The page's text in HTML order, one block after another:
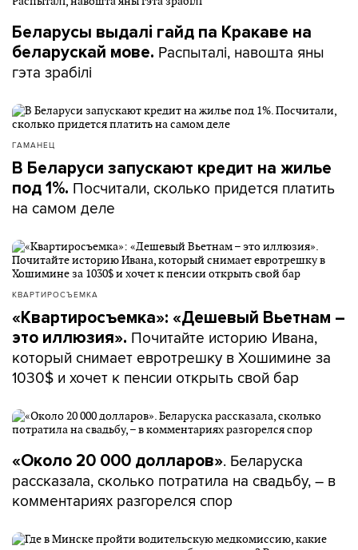
Беларусы выдалі гайд па Кракаве на
беларускай мове. Распыталі, навошта яны
гэта зрабілі
ГАМАНЕЦ
В Беларуси запускают кредит на жилье
под 1%. Посчитали, сколько придется платить
на самом деле
КВАРТИРОСЪЕМКА
«Квартиросъемка»: «Дешевый Вьетнам –
это иллюзия». Почитайте историю Ивана,
который снимает евротрешку в Хошимине за
1030$ и хочет к пенсии открыть свой бар
«Около 20 000 долларов». Беларуска
рассказала, сколько потратила на свадьбу, – в
комментариях разгорелся спор